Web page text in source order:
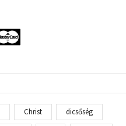
Christ dicsőség